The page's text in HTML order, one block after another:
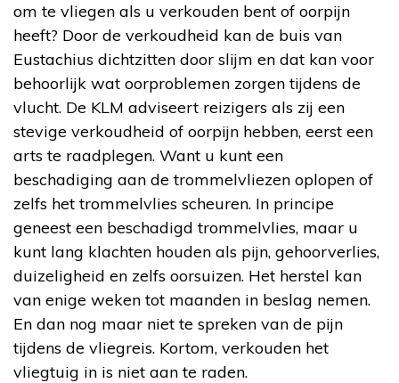
om te vliegen als u verkouden bent of oorpijn
heeft? Door de verkoudheid kan de buis van
Eustachius dichtzitten door slijm en dat kan voor
behoorlijk wat oorproblemen zorgen tijdens de
vlucht. De KLM adviseert reizigers als zij een
stevige verkoudheid of oorpijn hebben, eerst een
arts te raadplegen. Want u kunt een
beschadiging aan de trommelvliezen oplopen of
zelfs het trommelvlies scheuren. In principe
geneest een beschadigd trommelvlies, maar u
kunt lang klachten houden als pijn, gehoorverlies,
duizeligheid en zelfs oorsuizen. Het herstel kan
van enige weken tot maanden in beslag nemen.
En dan nog maar niet te spreken van de pijn
tijdens de vliegreis. Kortom, verkouden het
vliegtuig in is niet aan te raden.